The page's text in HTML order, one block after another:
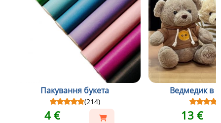
Пакування букета
(214)
4 €
Ведмедик в
13 €